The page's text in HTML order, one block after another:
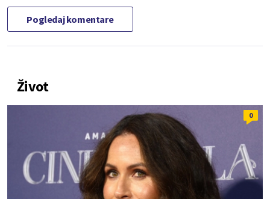
Pogledaj komentare
Život
0